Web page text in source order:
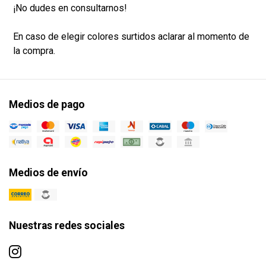
¡No dudes en consultarnos!
En caso de elegir colores surtidos aclarar al momento de
la compra.
Medios de pago
Medios de envío
Nuestras redes sociales